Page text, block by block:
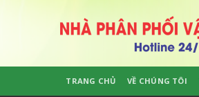
TRANG CHỦ VỀ CHÚNG TÔI